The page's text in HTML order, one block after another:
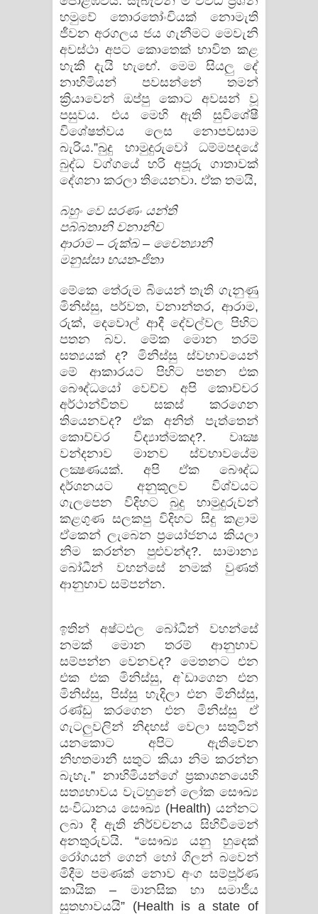
හමුවේ තොරතෝංචියක්‌ නොමැති
ජීවන අරගලය ජය ගැනීමට මෙවැනි
අවස්‌ථා අපට කොතෙක්‌ භාවිත කළ
හැකි දැයි හැඟේ. මෙම සියලු දේ
නාහිමියන් පවසන්නේ තමන්
ක්‍රියාවෙන් ඔප්පු කොට අවසන් වූ
පසුවය. එය මෙහි ඇති සුවිශේෂී
විශේෂත්වය ලෙස නොපවසාම
බැරිය.”බුදු හාමුදුරුවෝ ධම්මපදයේ
බුද්ධ වග්ගයේ හරි අපූරු ගාතාවක්‌
දේශනා කරලා තියෙනවා. ඒක තමයි,
බහුං වෙ සරණං යන්ති
පබ්බතානි වනානිච
ආරාම – රුක්‌ඛ – චෛත්‍යානි
මනුස්‌සා භයත-ජිතා
මේකෙ තේරුම බියෙන් තැති ගැනුණු
මිනිස්‌සු, පර්වත, වනාන්තර, ආරාම,
රුක්‌, දෙවොල් ආදී දේවල්වල පිහිට
පතන බව. මේක මොන තරම්
සත්‍යයක්‌ ද? මිනිස්‌සු ස්‌වභාවයෙන්
මේ ආකාරයට පිහිට පතන එක
බෞද්ධයෝ වෙච්ච අපි කොච්චර
අර්ථාන්විතව සකස්‌ කරගෙන
තියෙනවද? ඒක අනිත් පැත්තෙන්
කොච්චර විද්‍යාත්මකද?. වෘක්‍ෂ
වන්දනාව මානව ස්‌වභාවයේම
ලක්‍ෂණයක්‌. අපි ඒක බෞද්ධ
දර්ශනයට අනුකූලව විශ්වයට
ගැලපෙන විදිහට බුදු හාමුදුරුවන්
කළගුණ සලකපු විදිහට සිදු කළාම
ඒකෙන් ලැබෙන ප්‍රයෝජනය කියලා
නිම කරන්න පුළුවන්ද?. සාමාන්‍ය
බෝධීන් වහන්සේ නමක්‌ වුණත්
ආනුභාව සම්පන්න.
ඉතින් අෂ්ටඵල බෝධීන් වහන්සේ
නමක්‌ මොන තරම් ආනුභාව
සම්පන්න වෙනවද? මෙතනට එන
එක එක මිනිස්‌සු, අ`ඩාගෙන එන
මිනිස්‌සු, පිස්‌සු හැදිලා එන මිනිස්‌සු,
රණ්‌ඩු කරගෙන එන මිනිස්‌සු ඒ
ගැටලුවලින් නිදහස්‌ වෙලා සතුටින්
යනකොට අපිට ඇතිවෙන
නිහතමානී සතුට කියා නිම කරන්න
බැහැ.” නාහිමියන්ගේ ප්‍රකාශනයෙහි
සත්‍යභාවය වැටහුනේ ලෝක සෞඛ්‍ය
සංවිධානය සෞඛ්‍ය (Health) යන්නට
ලබා දී ඇති නිර්වචනය සිහිවීමෙන්
අනතුරුවයි. “සෞඛ්‍ය යනු හුදෙක්‌
රෝගයන් ගෙන් හෝ ගිලන් බවෙන්
මිදීම පමණක්‌ නොව අංග සම්පූර්ණ
කායික – මානසික හා සමාජීය
සුතභාවයයි” (Health is a state of